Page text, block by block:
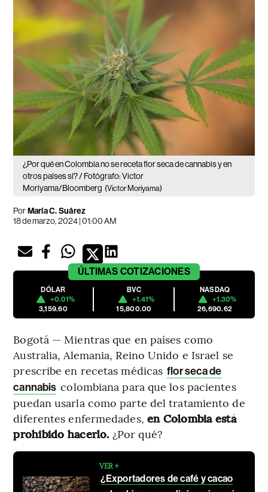
¿Por qué en Colombia no se receta flor seca de cannabis y en
otros países sí? / Fotógrafo: Victor
Moriyama/Bloomberg (Victor Moriyama)
PorMaría C. Suárez
18 de marzo, 2024 | 01:00 AM
ÚLTIMAS COTIZACIONES
DÓLAR
+0.01%
3,159.60
BVC
+1.41%
15,800.00
NASDAQ
+1.30%
26,690.62
Bogotá — Mientras que en países como
Australia, Alemania, Reino Unido e Israel se
prescribe en recetas médicas flor seca de
cannabis colombiana para que los pacientes
puedan usarla como parte del tratamiento de
diferentes enfermedades, en Colombia está
prohibido hacerlo. ¿Por qué?
VER +
¿Exportadores de café y cacao